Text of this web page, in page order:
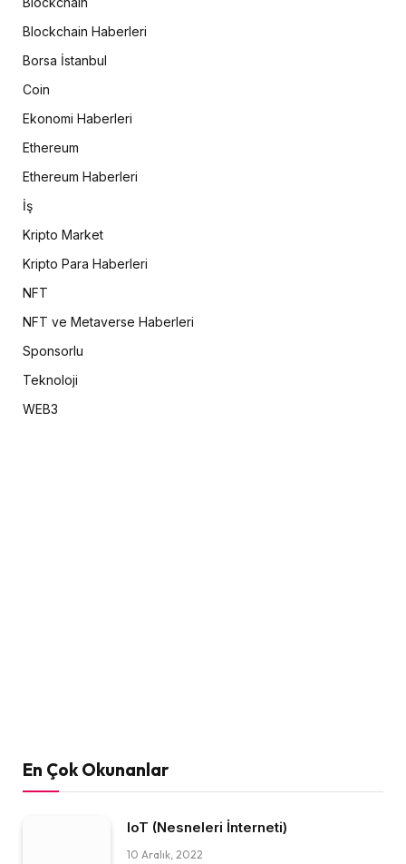
Blockchain Haberleri
Borsa İstanbul
Coin
Ekonomi Haberleri
Ethereum
Ethereum Haberleri
İş
Kripto Market
Kripto Para Haberleri
NFT
NFT ve Metaverse Haberleri
Sponsorlu
Teknoloji
WEB3
En Çok Okunanlar
IoT (Nesneleri İnterneti)
10 Aralık, 2022